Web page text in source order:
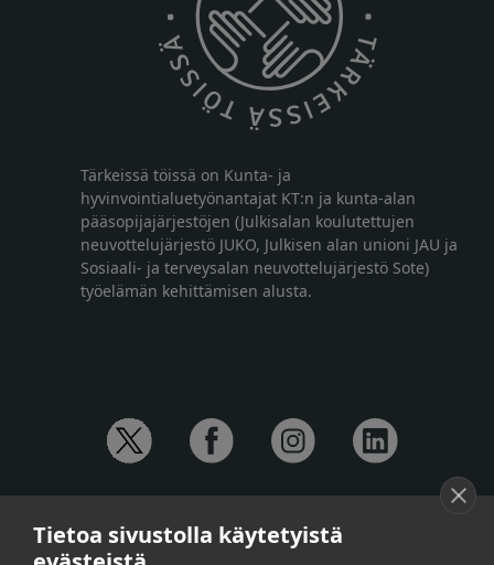
Tärkeissä töissä on Kunta- ja
hyvinvointialuetyönantajat KT:n ja kunta-alan
pääsopijajärjestöjen (Julkisalan koulutettujen
neuvottelujärjestö JUKO, Julkisen alan unioni JAU ja
Sosiaali- ja terveysalan neuvottelujärjestö Sote)
työelämän kehittämisen alusta.
Anna-Mari Jaanu, kehittämispäällikkö,
Tietoa sivustolla käytetyistä